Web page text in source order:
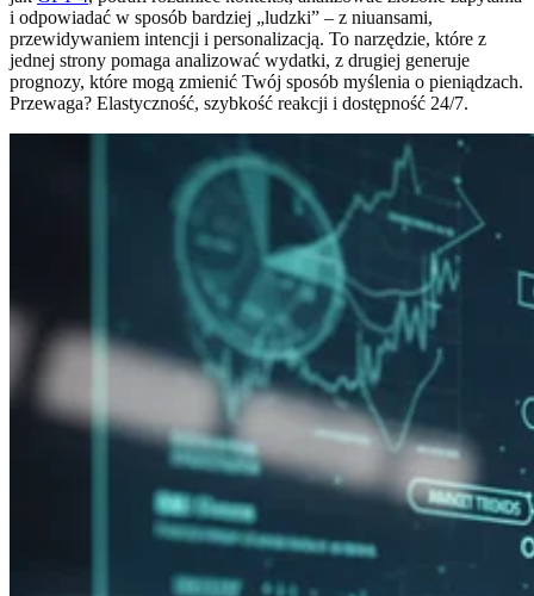
i odpowiadać w sposób bardziej „ludzki” – z niuansami,
przewidywaniem intencji i personalizacją. To narzędzie, które z
jednej strony pomaga analizować wydatki, z drugiej generuje
prognozy, które mogą zmienić Twój sposób myślenia o pieniądzach.
Przewaga? Elastyczność, szybkość reakcji i dostępność 24/7.